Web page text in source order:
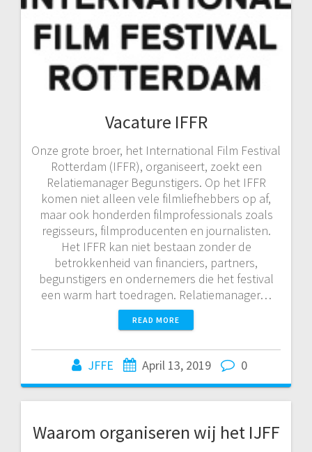
Vacature IFFR
Onze grote broer, het International Film Festival
Rotterdam (IFFR), organiseert, zoekt een
Relatiemanager Begunstigers. Op het IFFR
komen niet alleen vele filmliefhebbers op af,
maar ook honderden filmprofessionals zoals
regisseurs, filmproducenten en journalisten.
Het IFFR kan niet bestaan zonder de
betrokkenheid van financiers, partners,
begunstigers en ondernemers die het festival
een warm hart toedragen. Relatiemanager…
READ MORE
JFFE April 13, 2019 0
Waarom organiseren wij het IJFF